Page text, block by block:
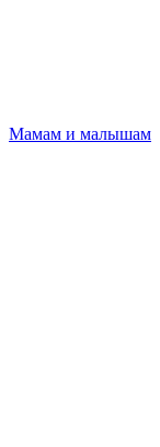
Мамам и малышам